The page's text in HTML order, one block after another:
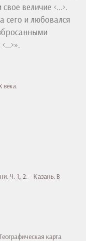
величие <...>.
сего и любовался
Ч. 1, 2. – Казань: В
карта